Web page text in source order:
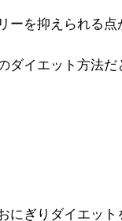
ーを抑えられる
イエット方法だ
ぎりダイエット